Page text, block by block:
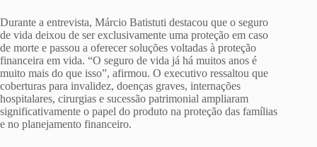
Durante a entrevista, Márcio Batistuti destacou que o seguro
de vida deixou de ser exclusivamente uma proteção em caso
de morte e passou a oferecer soluções voltadas à proteção
financeira em vida. “O seguro de vida já há muitos anos é
muito mais do que isso”, afirmou. O executivo ressaltou que
coberturas para invalidez, doenças graves, internações
hospitalares, cirurgias e sucessão patrimonial ampliaram
significativamente o papel do produto na proteção das famílias
e no planejamento financeiro.